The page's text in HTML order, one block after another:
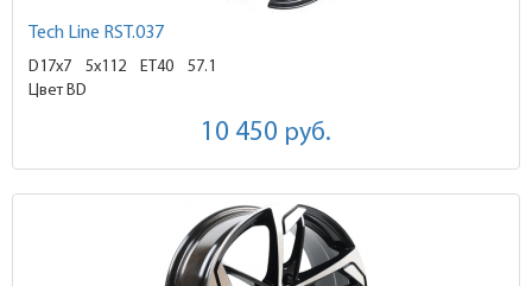
Tech Line RST.037
D17x7 5x112 ET40
57.1
Цвет BD
10 450 руб.